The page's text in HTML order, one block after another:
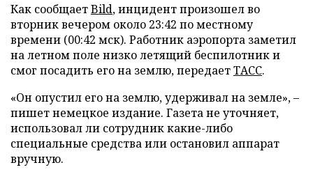
Как сообщаетBild, инцидент произошел во
вторник вечером около 23:42 по местному
времени (00:42 мск). Работник аэропорта заметил
на летном поле низко летящий беспилотник и
смог посадить его на землю, передаетТАСС.
«Он опустил его на землю, удерживал на земле», –
пишет немецкое издание. Газета не уточняет,
использовал ли сотрудник какие-либо
специальные средства или остановил аппарат
вручную.